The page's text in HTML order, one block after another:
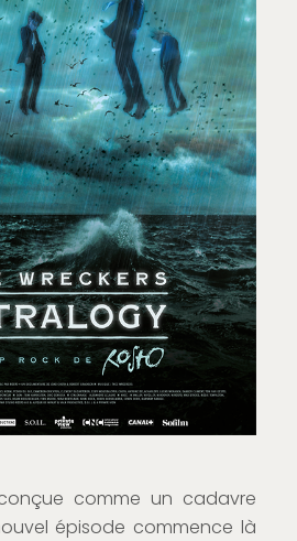
comme un cadavre
épisode commence là